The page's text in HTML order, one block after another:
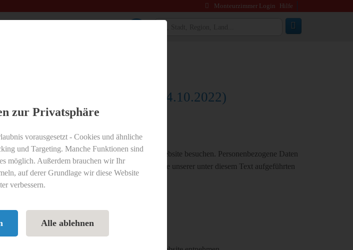
Monteurzimmer Login Hilfe
Artikel 13 DSGVO (Stand: 24.10.2022)
Daten passiert, wenn Sie unsere Website besuchen. Personenbezogene Daten
zum Thema Datenschutz entnehmen Sie unserer unter diesem Text aufgeführten
zur Privatsphäre
vorausgesetzt - Cookies und ähnliche
und Targeting. Manche Funktionen sind
möglich. Außerdem brauchen wir Ihr
auf derer Grundlage wir diese Website
verbessern.
Alle ablehnen